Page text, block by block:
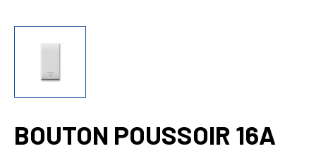
BOUTON POUSSOIR 16A